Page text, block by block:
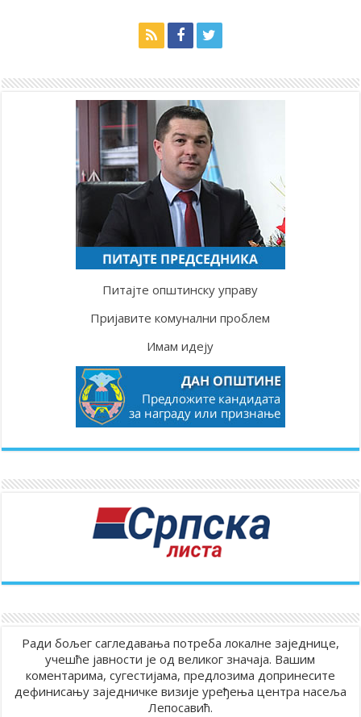
Питајте општинску управу
Пријавите комунални проблем
Имам идеју
Ради бољег сагледавања потреба локалне заједнице,
учешће јавности је од великог значаја. Вашим
коментарима, сугестијама, предлозима допринесите
дефинисању заједничке визије уређења центра насеља
Лепосавић.